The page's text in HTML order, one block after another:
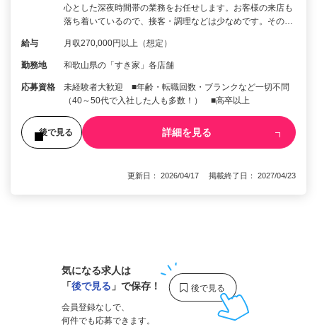
心とした深夜時間帯の業務をお任せします。お客様の来店も
落ち着いているので、接客・調理などは少なめです。その…
給与 月収270,000円以上（想定）
勤務地 和歌山県の「すき家」各店舗
応募資格
未経験者大歓迎 ■年齢・転職回数・ブランクなど一切不問
（40～50代で入社した人も多数！） ■高卒以上
後で見る 詳細を見る
更新日： 2026/04/17 掲載終了日： 2027/04/23
気になる求人は
「後で見る 」で保存！
会員登録なしで、
何件でも応募できます。